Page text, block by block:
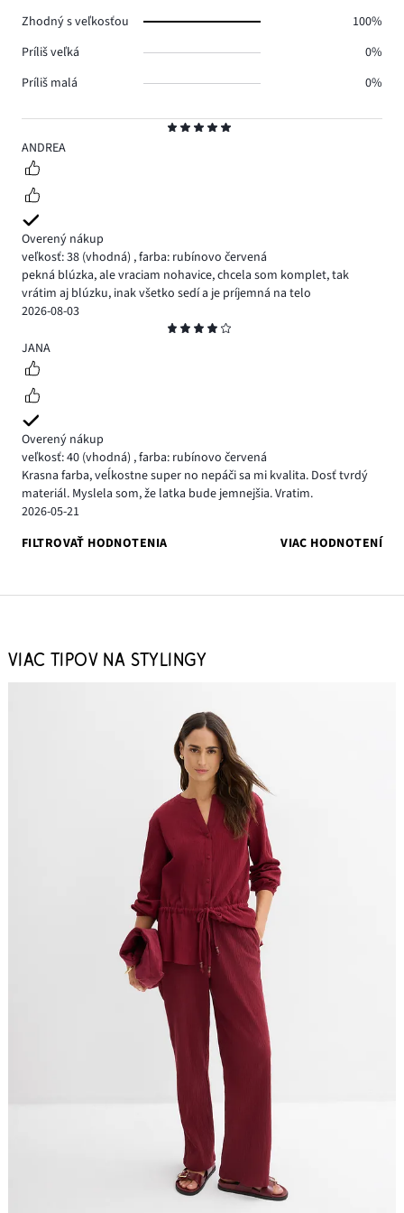
5
ANDREA
Overený nákup
veľkosť: 38 (vhodná) ,farba: rubínovo červená
pekná blúzka, ale vraciam nohavice, chcela som komplet, tak
vrátim aj blúzku, inak všetko sedí a je príjemná na telo
2026-08-03
4
JANA
Overený nákup
veľkosť: 40 (vhodná) ,farba: rubínovo červená
Krasna farba, veĺkostne super no nepáči sa mi kvalita. Dosť tvrdý
materiál. Myslela som, že latka bude jemnejšia. Vratim.
2026-05-21
FILTROVAŤ HODNOTENIA
VIAC HODNOTENÍ
Zhodný s veľkosťou
100%
Príliš veľká
0%
Príliš malá
0%
VIAC TIPOV NA STYLINGY